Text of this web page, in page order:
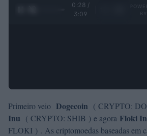
0:29 /
3:09
Primeiro veio Dogecoin ( CRYPTO:
Inu ( CRYPTO: SHIB ) e agora Floki
FLOKI ) . As criptomoedas baseadas em